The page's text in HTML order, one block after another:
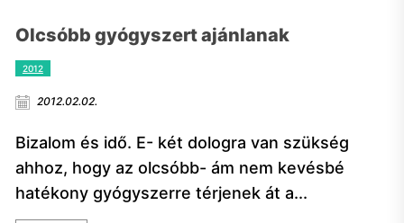
Olcsóbb gyógyszert ajánlanak
2012
2012.02.02.
Bizalom és idő. E- két dologra van szükség
ahhoz, hogy az olcsóbb- ám nem kevésbé
hatékony gyógyszerre térjenek át a...